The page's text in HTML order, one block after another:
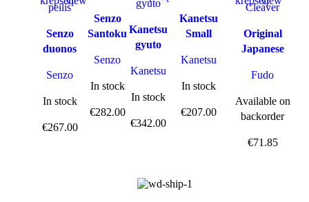
Senzo
duonos
Senzo
In stock
€267.00
Senzo
Santoku
Senzo
In stock
€282.00
Kanetsu
gyuto
Kanetsu
In stock
€342.00
Kanetsu
Small
Kanetsu
In stock
€207.00
Original
Japanese
Fudo
Available on
backorder
€71.85